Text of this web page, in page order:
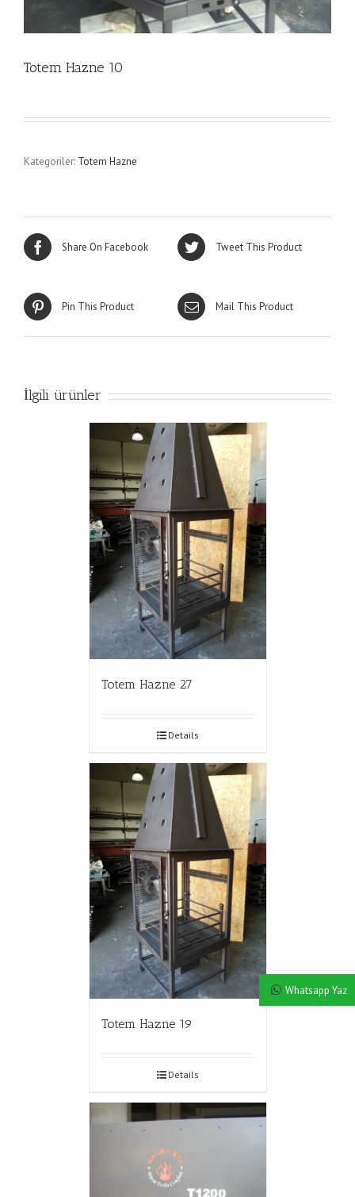
Totem Hazne 10
Kategoriler: Totem Hazne
Share On Facebook Tweet This Product
Pin This Product Mail This Product
İlgili ürünler
Totem Hazne 27
Details
Totem Hazne 19
Details
Whatsapp Yaz